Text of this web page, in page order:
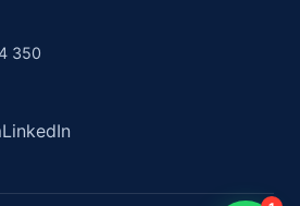
350
LinkedIn